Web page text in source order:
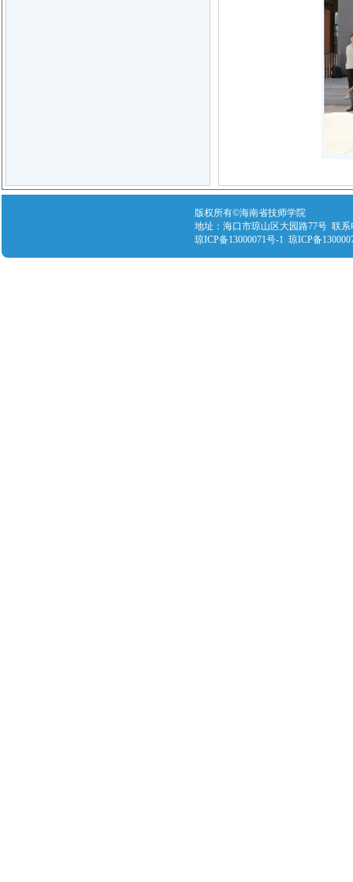
版权所有©海南省技师学院
地址：海口市琼山区大园路77号 联系
琼ICP备13000071号-1 琼ICP备